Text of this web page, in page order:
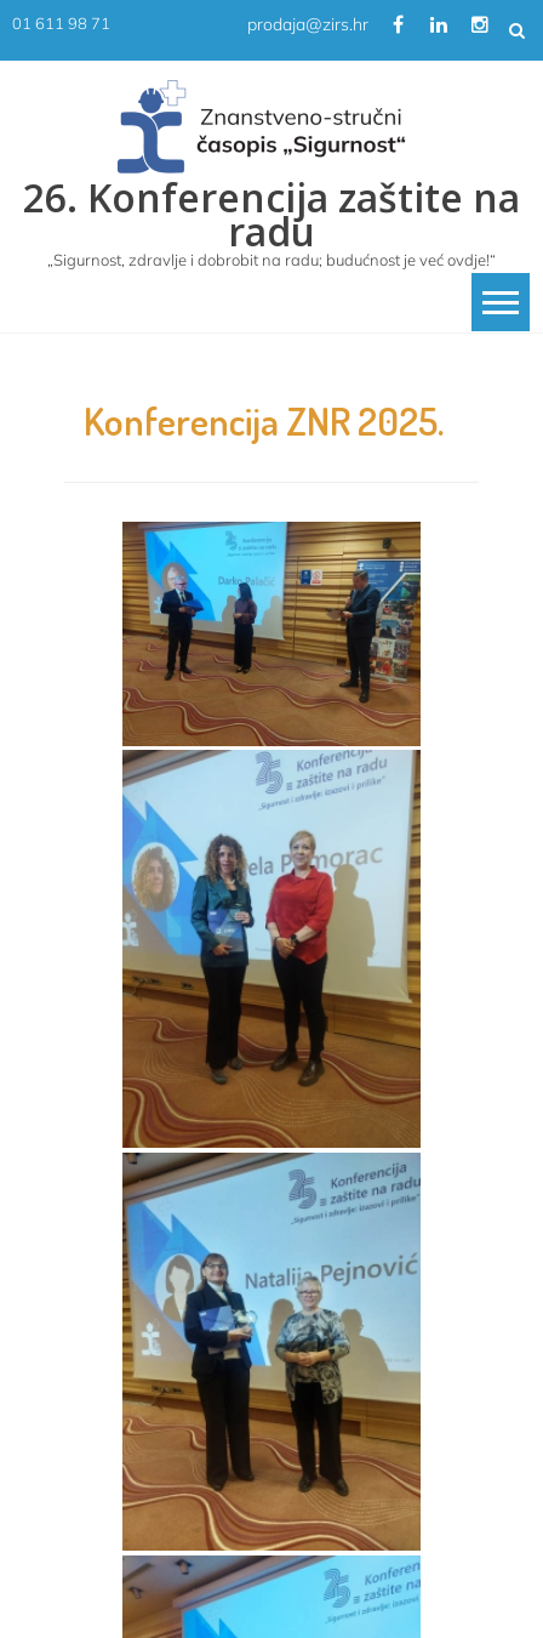
Skip01 611 98 71 prodaja@zirs.hr
26. Konferencija zaštite na
radu
„Sigurnost, zdravlje i dobrobit na radu; budućnost je već ovdje!“
Konferencija ZNR 2025.